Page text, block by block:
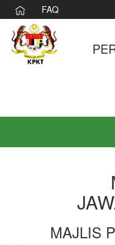
FAQ
MAJLIS